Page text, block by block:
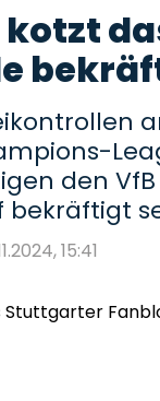
kotzt
den
bekräftigt
15:41